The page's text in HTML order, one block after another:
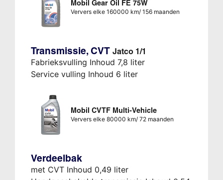
Mobil Gear Oil FE 75W
Ververs elke 160000 km/ 156 maanden
Transmissie, CVT Jatco 1/1
Fabrieksvulling Inhoud 7,8 liter
Service vulling Inhoud 6 liter
Mobil CVTF Multi-Vehicle
Ververs elke 80000 km/ 72 maanden
Verdeelbak
met CVT Inhoud 0,49 liter